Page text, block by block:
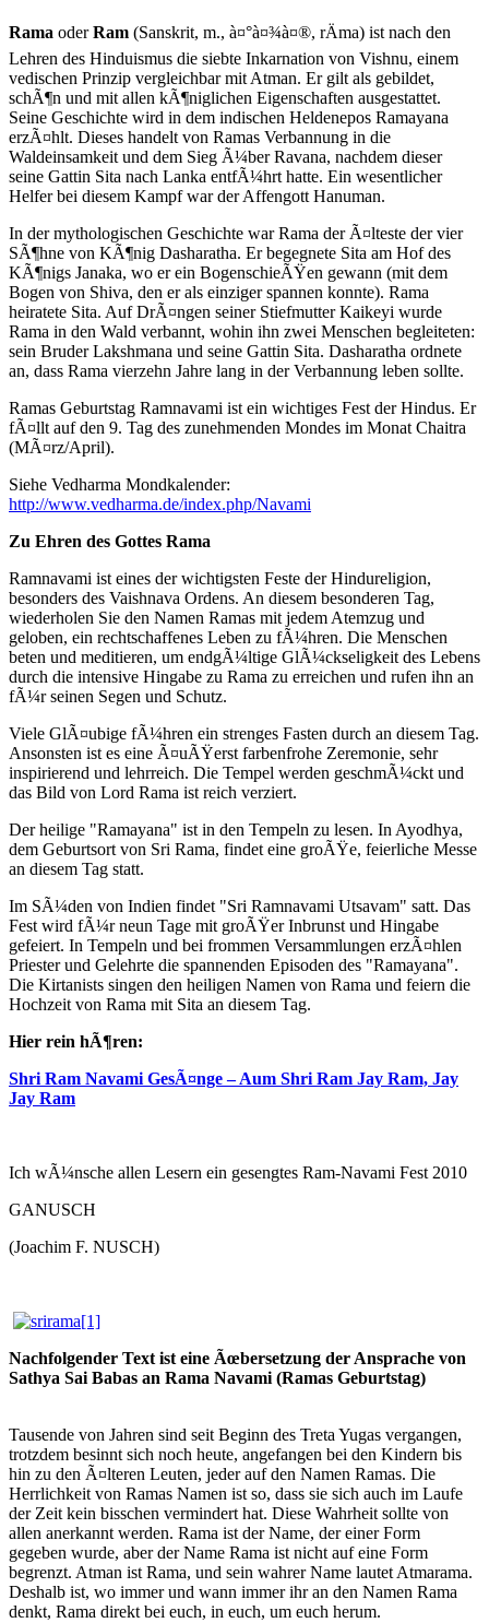
Rama oderRam (Sanskrit, m., à¤°à¤¾à¤®, rÄma) ist nach den
Lehren des Hinduismus die siebte Inkarnation von Vishnu, einem
vedischen Prinzip vergleichbar mit Atman. Er gilt als gebildet,
schÃ¶n und mit allen kÃ¶niglichen Eigenschaften ausgestattet.
Seine Geschichte wird in dem indischen Heldenepos Ramayana
erzÃ¤hlt. Dieses handelt von Ramas Verbannung in die
Waldeinsamkeit und dem Sieg Ã¼ber Ravana, nachdem dieser
seine Gattin Sita nach Lanka entfÃ¼hrt hatte. Ein wesentlicher
Helfer bei diesem Kampf war der Affengott Hanuman.
In der mythologischen Geschichte war Rama der Ã¤lteste der vier
SÃ¶hne von KÃ¶nig Dasharatha. Er begegnete Sita am Hof des
KÃ¶nigs Janaka, wo er ein BogenschieÃŸen gewann (mit dem
Bogen von Shiva, den er als einziger spannen konnte). Rama
heiratete Sita. Auf DrÃ¤ngen seiner Stiefmutter Kaikeyi wurde
Rama in den Wald verbannt, wohin ihn zwei Menschen begleiteten:
sein Bruder Lakshmana und seine Gattin Sita. Dasharatha ordnete
an, dass Rama vierzehn Jahre lang in der Verbannung leben sollte.
Ramas Geburtstag Ramnavami ist ein wichtiges Fest der Hindus. Er
fÃ¤llt auf den 9. Tag des zunehmenden Mondes im Monat Chaitra
(MÃ¤rz/April).
Siehe Vedharma Mondkalender:
http://www.vedharma.de/index.php/Navami
Zu Ehren des Gottes Rama
Ramnavami ist eines der wichtigsten Feste der Hindureligion,
besonders des Vaishnava Ordens. An diesem besonderen Tag,
wiederholen Sie den Namen Ramas mit jedem Atemzug und
geloben, ein rechtschaffenes Leben zu fÃ¼hren. Die Menschen
beten und meditieren, um endgÃ¼ltige GlÃ¼ckseligkeit des Lebens
durch die intensive Hingabe zu Rama zu erreichen und rufen ihn an
fÃ¼r seinen Segen und Schutz.
Viele GlÃ¤ubige fÃ¼hren ein strenges Fasten durch an diesem Tag.
Ansonsten ist es eine Ã¤uÃŸerst farbenfrohe Zeremonie, sehr
inspirierend und lehrreich. Die Tempel werden geschmÃ¼ckt und
das Bild von Lord Rama ist reich verziert.
Der heilige "Ramayana" ist in den Tempeln zu lesen. In Ayodhya,
dem Geburtsort von Sri Rama, findet eine groÃŸe, feierliche Messe
an diesem Tag statt.
Im SÃ¼den von Indien findet "Sri Ramnavami Utsavam" satt. Das
Fest wird fÃ¼r neun Tage mit groÃŸer Inbrunst und Hingabe
gefeiert. In Tempeln und bei frommen Versammlungen erzÃ¤hlen
Priester und Gelehrte die spannenden Episoden des "Ramayana".
Die Kirtanists singen den heiligen Namen von Rama und feiern die
Hochzeit von Rama mit Sita an diesem Tag.
Hier rein hÃ¶ren:
Shri Ram Navami GesÃ¤nge – Aum Shri Ram Jay Ram, Jay
Jay Ram
Ich wÃ¼nsche allen Lesern ein gesengtes Ram-Navami Fest 2010
GANUSCH
(Joachim F. NUSCH)
Nachfolgender Text ist eine Ãœbersetzung der Ansprache von
Sathya Sai Babas an Rama Navami (Ramas Geburtstag)
Tausende von Jahren sind seit Beginn des Treta Yugas vergangen,
trotzdem besinnt sich noch heute, angefangen bei den Kindern bis
hin zu den Ã¤lteren Leuten, jeder auf den Namen Ramas. Die
Herrlichkeit von Ramas Namen ist so, dass sie sich auch im Laufe
der Zeit kein bisschen vermindert hat. Diese Wahrheit sollte von
allen anerkannt werden. Rama ist der Name, der einer Form
gegeben wurde, aber der Name Rama ist nicht auf eine Form
begrenzt. Atman ist Rama, und sein wahrer Name lautet Atmarama.
Deshalb ist, wo immer und wann immer ihr an den Namen Rama
denkt, Rama direkt bei euch, in euch, um euch herum.